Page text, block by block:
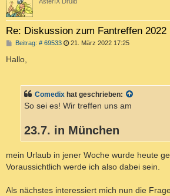
Re: Diskussion zum Fantreffen 2022
Beitrag: # 69533B
g
21. März 2022 17:25
Hallo,
Comedix hat geschrieben:
So sei es! Wir treffen uns am
23.7. in München
mein Urlaub in jener Woche wurde heute
Voraussichtlich werde ich also dabei sein.
Als nächstes interessiert mich nun die